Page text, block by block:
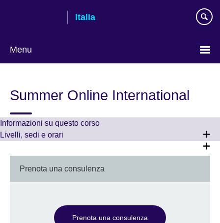
Italia
Menu
Summer Online International
Informazioni su questo corso
Livelli, sedi e orari
Prenota una consulenza
Prenota una consulenza